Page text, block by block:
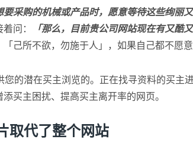
要采购的机械或产品时，愿意等待这些绚丽
问：
「那么，目前贵公司网站现在有又酷
己所不欲，勿施于人」，如果自己都不愿
的潜在买主浏览的。正在找寻资料的买主
买主困扰、提高买主离开率的网页。
取代了整个网站